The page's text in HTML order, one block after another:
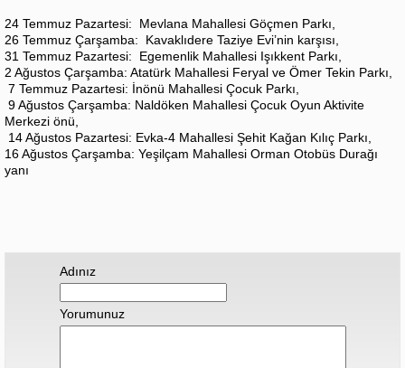
24 Temmuz Pazartesi: Mevlana Mahallesi Göçmen Parkı,
26 Temmuz Çarşamba: Kavaklıdere Taziye Evi’nin karşısı,
31 Temmuz Pazartesi: Egemenlik Mahallesi Işıkkent Parkı,
2 Ağustos Çarşamba: Atatürk Mahallesi Feryal ve Ömer Tekin Parkı,
7 Temmuz Pazartesi: İnönü Mahallesi Çocuk Parkı,
9 Ağustos Çarşamba: Naldöken Mahallesi Çocuk Oyun Aktivite
Merkezi önü,
14 Ağustos Pazartesi: Evka-4 Mahallesi Şehit Kağan Kılıç Parkı,
16 Ağustos Çarşamba: Yeşilçam Mahallesi Orman Otobüs Durağı
yanı
Adınız
Yorumunuz